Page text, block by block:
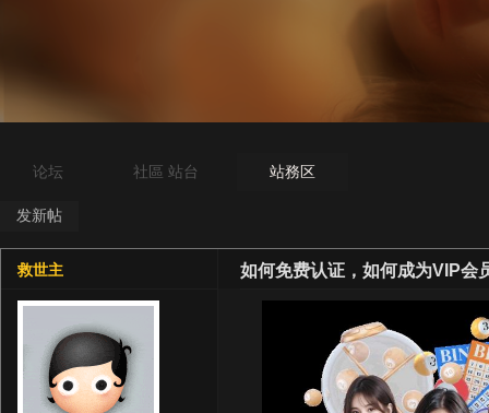
论坛 社區 站台 站務区
发新帖
如何免费认证，如何成为VIP会
救世主